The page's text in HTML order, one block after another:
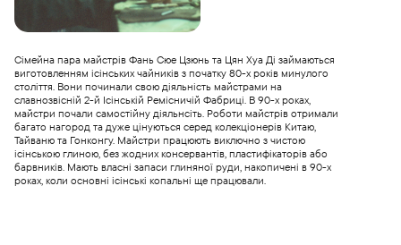
Сімейна пара майстрів Фань Сюе Цзюнь та Цян Хуа Ді займаються
виготовленням ісінських чайників з початку 80-х років минулого
століття. Вони починали свою діяльність майстрами на
славнозвісній 2-й Ісінській Ремісничій Фабриці. В 90-х роках,
майстри почали самостійну діяльнсіть. Роботи майстрів отримали
багато нагород та дуже цінуються серед колекціонерів Китаю,
Тайваню та Гонконгу. Майстри працюють виключно з чистою
ісінською глиною, без жодних консервантів, пластифікаторів або
барвників. Мають власні запаси глиняної руди, накопичені в 90-х
роках, коли основні ісінські копальні ще працювали.